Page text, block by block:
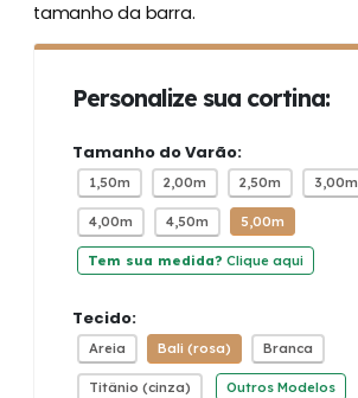
tamanho da barra.
Personalize sua cortina:
Tamanho do Varão:
1,50m 2,00m 2,50m 3,00m
4,00m 4,50m 5,00m
Tem sua medida? Clique aqui
Tecido:
Areia Bali (rosa) Branca
Titânio (cinza) Outros Modelos